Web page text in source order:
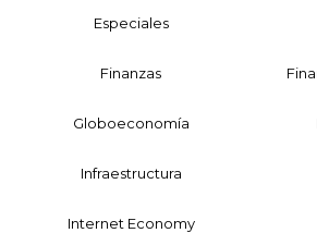
Especiales
Finanzas
Globoeconomía
Infraestructura
Internet Economy